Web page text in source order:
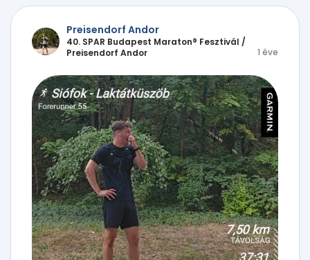
Preisendorf Andor
40. SPAR Budapest Maraton® Fesztivál /
Preisendorf Andor
1 éve